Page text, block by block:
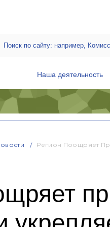
Наша деятельность
Регион Поощряет